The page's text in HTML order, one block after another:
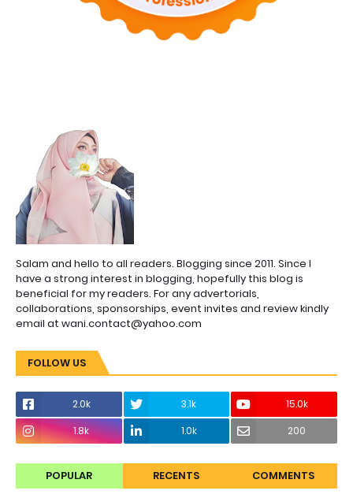
Salam and hello to all readers. Blogging since 2011. Since I
have a strong interest in blogging, hopefully this blog is
beneficial for my readers. For any advertorials,
collaborations, sponsorships, event invites and review kindly
email at wani.contact@yahoo.com
FOLLOW US
2.0k 3.1k
15.0k
1.8k
1.0k 200
POPULAR RECENTS COMMENTS